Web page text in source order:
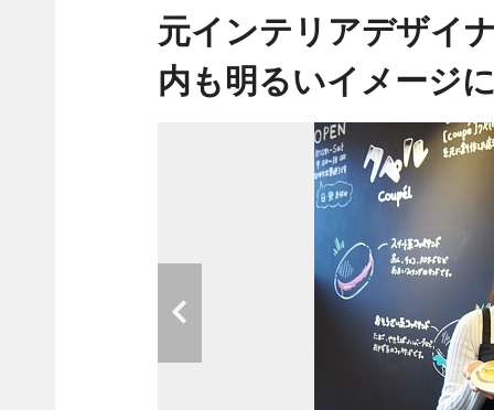
元インテリアデザイ
内も明るいイメージ